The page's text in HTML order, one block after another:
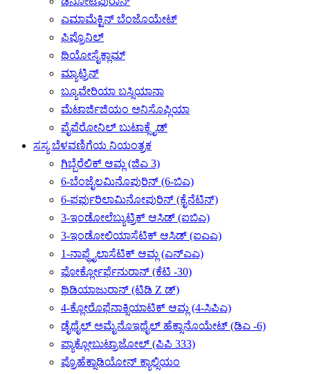
ಎಮಾಮೆಕ್ಟಿನ್ ಬೆಂಜೊಯೇಟ್
ಫಿಪ್ರೊನಿಲ್
ಥಿಯೋಸೈಕ್ಲಾಮ್
ಮ್ಯಾಟ್ರಿನ್
ಬ್ಯೂವೇರಿಯಾ ಬಸ್ಸಿಯಾನಾ
ಮೆಟಾರ್ಜಿಜಿಯಂ ಅನಿಸೊಪ್ಲಿಯಾ
ಪೈಪೆರೋನಿಲ್ ಬುಟಾಕ್ಸೈಡ್
ಸಸ್ಯ ಬೆಳವಣಿಗೆಯ ನಿಯಂತ್ರಕ
ಗಿಬ್ಬೆರೆಲಿಕ್ ಆಮ್ಲ (ಜಿಎ 3)
6-ಬೆಂಜೈಲಮಿನೊಪುರಿನ್ (6-ಬಿಎ)
6-ಫರ್ಫುರಿಲಾಮಿನೋಪುರಿನ್ (ಕೈನೆಟಿನ್)
3-ಇಂಡೋಲೆಬ್ಯುಟ್ರಿಕ್ ಆಸಿಡ್ (ಐಬಿಎ)
3-ಇಂಡೋಲಿಯಾಸೆಟಿಕ್ ಆಸಿಡ್ (ಐಎಎ)
1-ನಾಫ್ಥೈಲಾಸೆಟಿಕ್ ಆಮ್ಲ (ಎನ್‌ಎಎ)
ಫೋರ್ಕ್ಲೋರ್ಫೆನುರಾನ್ (ಕೆಟಿ -30)
ಥಿಡಿಯಾಜುರಾನ್ (ಟಿಡಿ Z ಡ್)
4-ಕ್ಲೋರೊಫೆನಾಕ್ಸಿಯಾಟಿಕ್ ಆಮ್ಲ (4-ಸಿಪಿಎ)
ಡೈಥೈಲ್ ಅಮೈನೊಇಥೈಲ್ ಹೆಕ್ಸಾನೊಯೇಟ್ (ಡಿಎ -6)
ಪ್ಯಾಕ್ಲೋಬುಟ್ರಾಜೋಲ್ (ಪಿಪಿ 333)
ಪ್ರೊಹೆಕ್ಸಾಡಿಯೋನ್ ಕ್ಯಾಲ್ಸಿಯಂ